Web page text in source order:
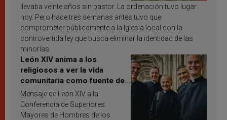
llevaba veinte años sin pastor. La ordenación tuvo lugar
hoy. Pero hace tres semanas antes tuvo que
comprometer públicamente a la Iglesia local con la
controvertida ley que busca eliminar la identidad de las
minorías.
León XIV anima a los
religiosos a ver la vida
comunitaria como fuente de
inspiración y santificación
Mensaje de León XIV a la
Conferencia de Superiores
Mayores de Hombres de los